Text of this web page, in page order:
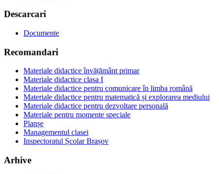
Descarcari
Documente
Recomandari
Materiale didactice învățământ primar
Materiale didactice clasa I
Materiale didactice pentru comunicare în limba română
Materiale didactice pentru matematică și explorarea mediului
Materiale didactice pentru dezvoltare personală
Materiale pentru momente speciale
Planșe
Managementul clasei
Inspectoratul Școlar Brașov
Arhive